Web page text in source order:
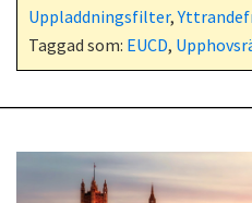
Uppladdningsfilter,
Taggad som: EUCD,